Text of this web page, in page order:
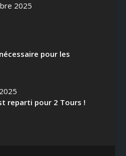
2025
pour les
reparti pour 2 Tours !